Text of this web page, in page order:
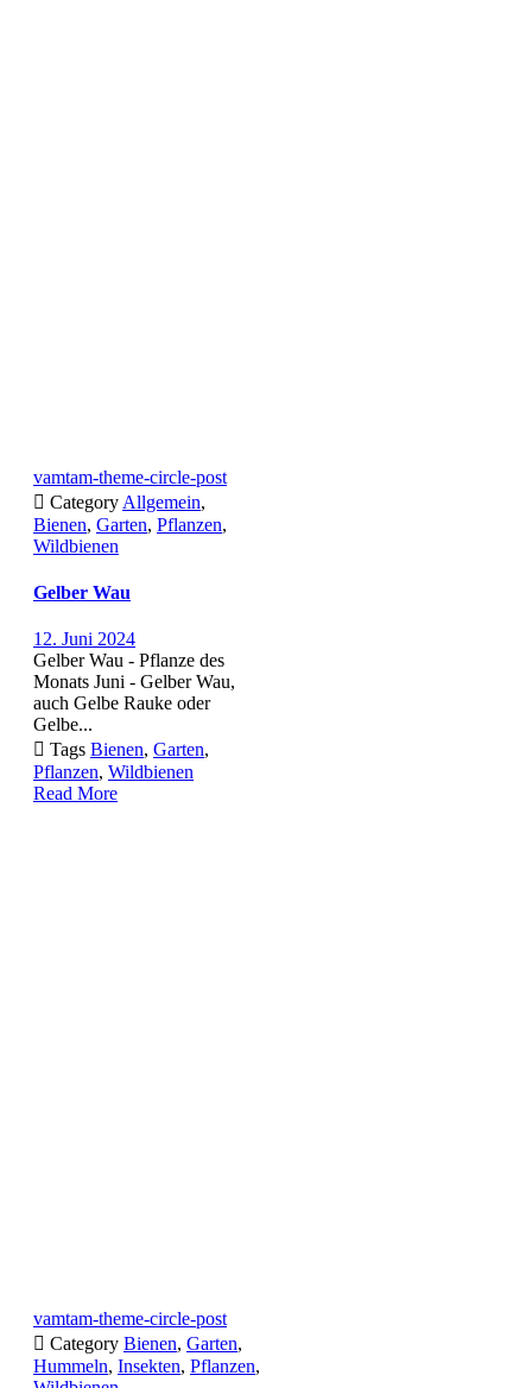
vamtam-theme-circle-post
 Category Allgemein,
Bienen, Garten, Pflanzen,
Wildbienen
Gelber Wau
12. Juni 2024
Gelber Wau - Pflanze des
Monats Juni - Gelber Wau,
auch Gelbe Rauke oder
Gelbe...
 Tags Bienen, Garten,
Pflanzen, Wildbienen
Read More
vamtam-theme-circle-post
 Category Bienen, Garten,
Hummeln, Insekten, Pflanzen,